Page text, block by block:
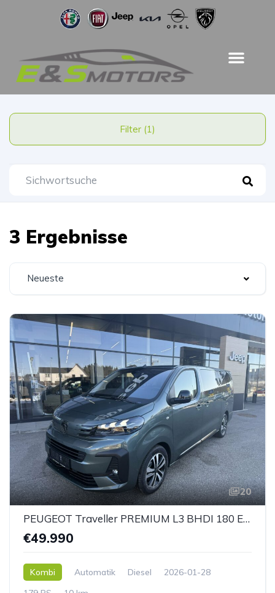
Filter (1)
3 Ergebnisse
Neueste
20
PEUGEOT Traveller PREMIUM L3 BHDI 180 EAT8
€49.990
Kombi Automatik Diesel
2026-01-28